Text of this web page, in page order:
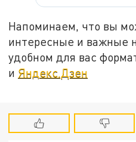
Напоминаем, что вы
интересные и важные
удобном для вас
и Яндекс.Дзен